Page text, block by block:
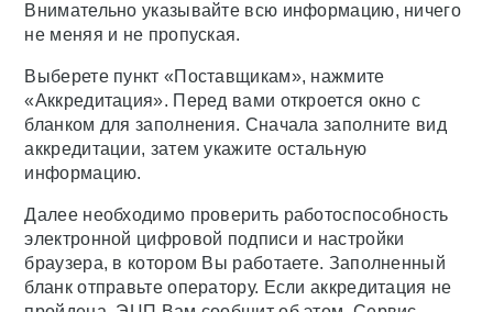
Внимательно указывайте всю информацию, ничего
не меняя и не пропуская.
Выберете пункт «Поставщикам», нажмите
«Аккредитация». Перед вами откроется окно с
бланком для заполнения. Сначала заполните вид
аккредитации, затем укажите остальную
информацию.
Далее необходимо проверить работоспособность
электронной цифровой подписи и настройки
браузера, в котором Вы работаете. Заполненный
бланк отправьте оператору. Если аккредитация не